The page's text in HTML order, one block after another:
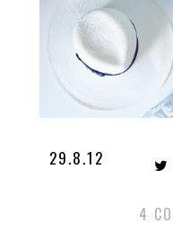
29.8.12
4